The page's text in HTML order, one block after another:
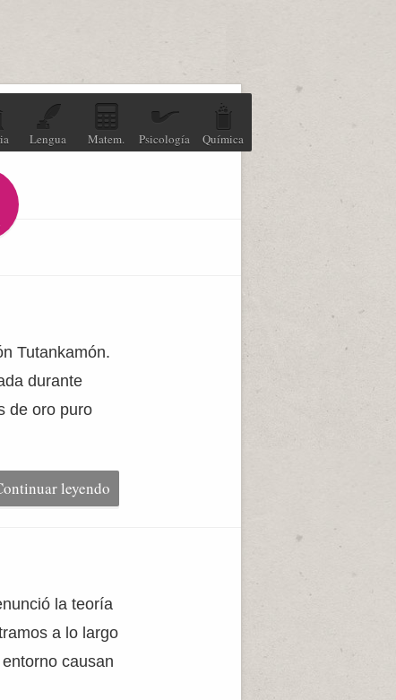
Lengua Matem. Psicología Química
Tutankamón.
durante
de oro puro
leyendo
la teoría
a lo largo
causan